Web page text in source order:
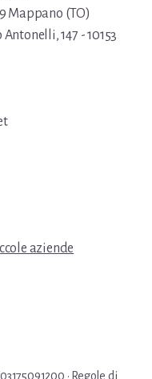
Mappano (TO)
147 - 10153
aziende
· Regole di